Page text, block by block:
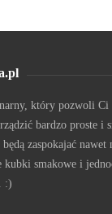
który pozwoli Ci
bardzo proste i
zaspokajać nawet
kubki smakowe i
:)